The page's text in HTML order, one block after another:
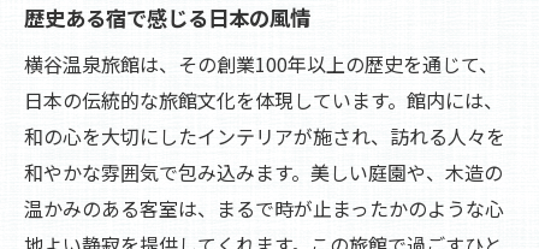
特別な体験を提供する多彩なプラン
横谷温泉旅館で叶える夢のような旅
心に響く感動の瞬間を求めて
旅行後も続くポジティブな影響
心に刻まれる横谷温泉旅館の思い出
歴史ある宿で感じる日本の風情
横谷温泉旅館は、その創業100年以上の歴史を通じて、
日本の伝統的な旅館文化を体現しています。館内には、
和の心を大切にしたインテリアが施され、訪れる人々を
和やかな雰囲気で包み込みます。美しい庭園や、木造の
温かみのある客室は、まるで時が止まったかのような心